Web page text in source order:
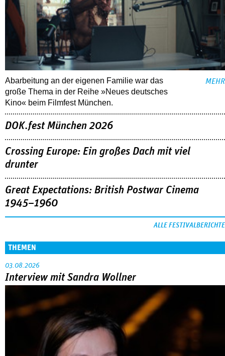
Abarbeitung an der eigenen Familie war das
große Thema in der Reihe »Neues deutsches
Kino« beim Filmfest München.
MEHR
DOK.fest München 2026
Crossing Europe: Ein großes Dach mit viel
drunter
Great Expectations: British Postwar Cinema
1945–1960
ALLE FESTIVALBERICHTE
THEMEN
03.08.2026
Interview mit Sandra Wollner